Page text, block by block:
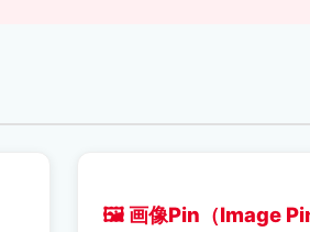
🖼️ 画像Pin（Image